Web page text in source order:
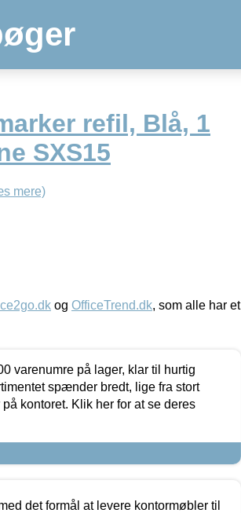
refil, Blå, 1
SXS15
mere)
og OfficeTrend.dk, som alle har et
varenumre på lager, klar til hurtig
spænder bredt, lige fra stort
kontoret. Klik her for at se deres
det formål at levere kontormøbler til